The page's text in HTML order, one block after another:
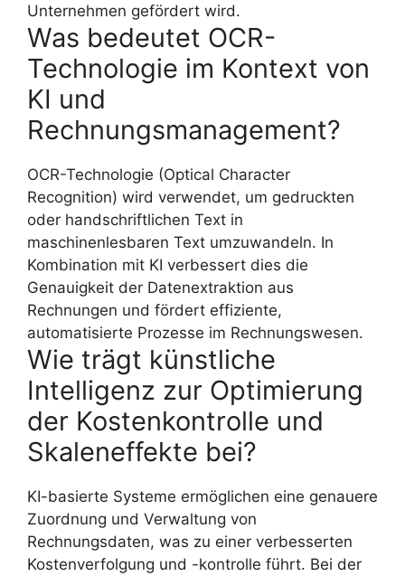
Unternehmen gefördert wird.
Was bedeutet OCR-
Technologie im Kontext von
KI und
Rechnungsmanagement?
OCR-Technologie (Optical Character
Recognition) wird verwendet, um gedruckten
oder handschriftlichen Text in
maschinenlesbaren Text umzuwandeln. In
Kombination mit KI verbessert dies die
Genauigkeit der Datenextraktion aus
Rechnungen und fördert effiziente,
automatisierte Prozesse im Rechnungswesen.
Wie trägt künstliche
Intelligenz zur Optimierung
der Kostenkontrolle und
Skaleneffekte bei?
KI-basierte Systeme ermöglichen eine genauere
Zuordnung und Verwaltung von
Rechnungsdaten, was zu einer verbesserten
Kostenverfolgung und -kontrolle führt. Bei der